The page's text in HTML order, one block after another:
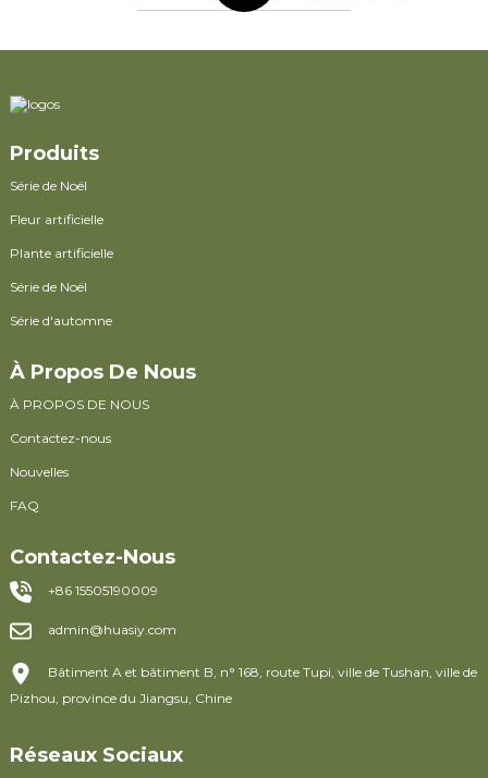
Produits
Série de Noël
Fleur artificielle
Plante artificielle
Série de Noël
Série d'automne
À Propos De Nous
À PROPOS DE NOUS
Contactez-nous
Nouvelles
FAQ
Contactez-Nous
+86 15505190009
admin@huasiy.com
Bâtiment A et bâtiment B, n° 168, route Tupi, ville de Tushan, ville de
Pizhou, province du Jiangsu, Chine
Réseaux Sociaux